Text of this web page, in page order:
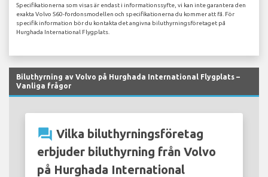
Specifikationerna som visas är endast i informationssyfte, vi kan inte garantera den
exakta Volvo S60-fordonsmodellen och specifikationerna du kommer att få. För
specifik information bör du kontakta det angivna biluthyrningsföretaget på
Hurghada International Flygplats.
Biluthyrning av Volvo på Hurghada International Flygplats –
Vanliga frågor
question_answer Vilka biluthyrningsföretag
erbjuder biluthyrning från Volvo
på Hurghada International